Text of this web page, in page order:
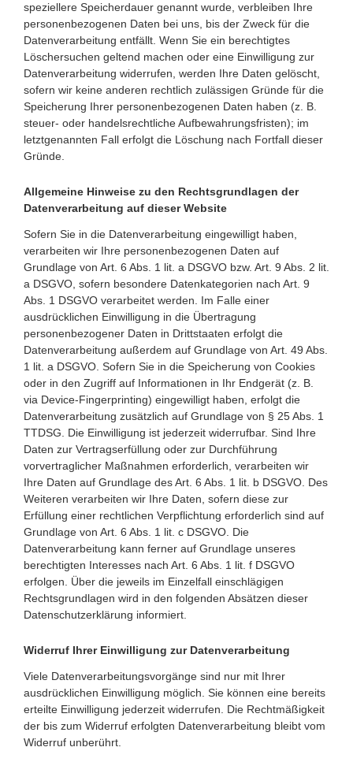
speziellere Speicherdauer genannt wurde, verbleiben Ihre
personenbezogenen Daten bei uns, bis der Zweck für die
Datenverarbeitung entfällt. Wenn Sie ein berechtigtes
Löschersuchen geltend machen oder eine Einwilligung zur
Datenverarbeitung widerrufen, werden Ihre Daten gelöscht,
sofern wir keine anderen rechtlich zulässigen Gründe für die
Speicherung Ihrer personenbezogenen Daten haben (z. B.
steuer- oder handelsrechtliche Aufbewahrungsfristen); im
letztgenannten Fall erfolgt die Löschung nach Fortfall dieser
Gründe.
Allgemeine Hinweise zu den Rechtsgrundlagen der
Datenverarbeitung auf dieser Website
Sofern Sie in die Datenverarbeitung eingewilligt haben,
verarbeiten wir Ihre personenbezogenen Daten auf
Grundlage von Art. 6 Abs. 1 lit. a DSGVO bzw. Art. 9 Abs. 2 lit.
a DSGVO, sofern besondere Datenkategorien nach Art. 9
Abs. 1 DSGVO verarbeitet werden. Im Falle einer
ausdrücklichen Einwilligung in die Übertragung
personenbezogener Daten in Drittstaaten erfolgt die
Datenverarbeitung außerdem auf Grundlage von Art. 49 Abs.
1 lit. a DSGVO. Sofern Sie in die Speicherung von Cookies
oder in den Zugriff auf Informationen in Ihr Endgerät (z. B.
via Device-Fingerprinting) eingewilligt haben, erfolgt die
Datenverarbeitung zusätzlich auf Grundlage von § 25 Abs. 1
TTDSG. Die Einwilligung ist jederzeit widerrufbar. Sind Ihre
Daten zur Vertragserfüllung oder zur Durchführung
vorvertraglicher Maßnahmen erforderlich, verarbeiten wir
Ihre Daten auf Grundlage des Art. 6 Abs. 1 lit. b DSGVO. Des
Weiteren verarbeiten wir Ihre Daten, sofern diese zur
Erfüllung einer rechtlichen Verpflichtung erforderlich sind auf
Grundlage von Art. 6 Abs. 1 lit. c DSGVO. Die
Datenverarbeitung kann ferner auf Grundlage unseres
berechtigten Interesses nach Art. 6 Abs. 1 lit. f DSGVO
erfolgen. Über die jeweils im Einzelfall einschlägigen
Rechtsgrundlagen wird in den folgenden Absätzen dieser
Datenschutzerklärung informiert.
Widerruf Ihrer Einwilligung zur Datenverarbeitung
Viele Datenverarbeitungsvorgänge sind nur mit Ihrer
ausdrücklichen Einwilligung möglich. Sie können eine bereits
erteilte Einwilligung jederzeit widerrufen. Die Rechtmäßigkeit
der bis zum Widerruf erfolgten Datenverarbeitung bleibt vom
Widerruf unberührt.